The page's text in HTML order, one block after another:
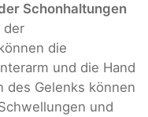
Schonhaltungen
der
die
und die Hand
des Gelenks können
und